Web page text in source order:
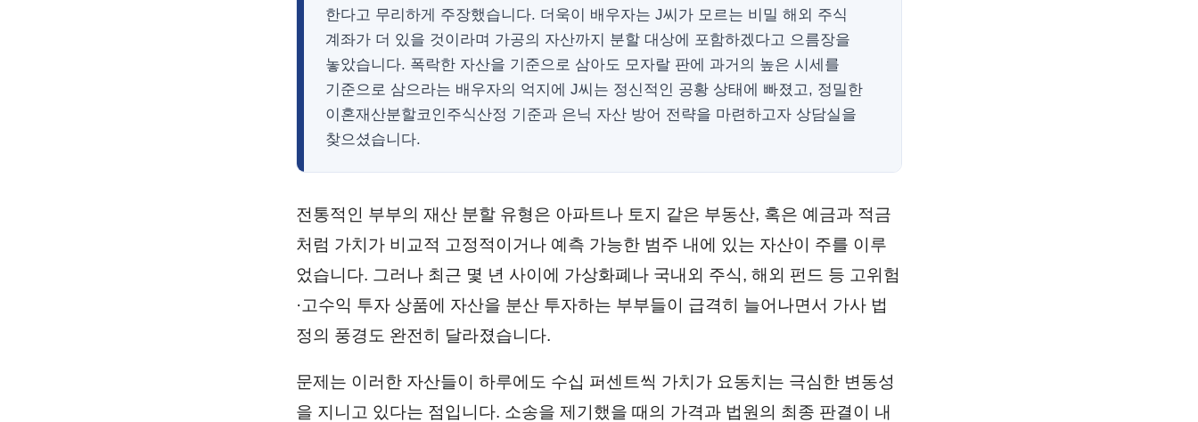
한다고 무리하게 주장했습니다. 더욱이 배우자는 J씨가 모르는 비밀 해외 주식
계좌가 더 있을 것이라며 가공의 자산까지 분할 대상에 포함하겠다고 으름장을
놓았습니다. 폭락한 자산을 기준으로 삼아도 모자랄 판에 과거의 높은 시세를
기준으로 삼으라는 배우자의 억지에 J씨는 정신적인 공황 상태에 빠졌고, 정밀한
이혼재산분할코인주식산정 기준과 은닉 자산 방어 전략을 마련하고자 상담실을
찾으셨습니다.
전통적인 부부의 재산 분할 유형은 아파트나 토지 같은 부동산, 혹은 예금과 적금
처럼 가치가 비교적 고정적이거나 예측 가능한 범주 내에 있는 자산이 주를 이루
었습니다. 그러나 최근 몇 년 사이에 가상화폐나 국내외 주식, 해외 펀드 등 고위험
·고수익 투자 상품에 자산을 분산 투자하는 부부들이 급격히 늘어나면서 가사 법
정의 풍경도 완전히 달라졌습니다.
문제는 이러한 자산들이 하루에도 수십 퍼센트씩 가치가 요동치는 극심한 변동성
을 지니고 있다는 점입니다. 소송을 제기했을 때의 가격과 법원의 최종 판결이 내